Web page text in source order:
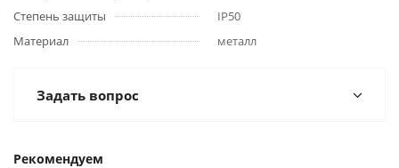
Степень защиты
IP50
Материал
металл
Задать вопрос
Рекомендуем